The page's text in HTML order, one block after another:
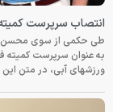
انتصاب سرپرست
طی حکمی از سوی محسن
به عنوان سرپرست کمیته
ورزشهای آبی، در متن این